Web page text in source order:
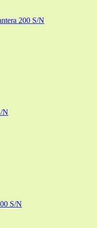
200 S/N
N
S/N